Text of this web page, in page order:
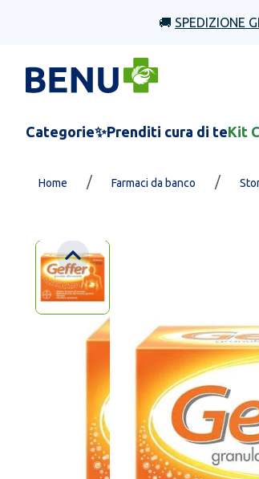
🚚 SPEDIZIONE
Categorie✨Prenditi cura di teKit
Home / Farmaci da banco /